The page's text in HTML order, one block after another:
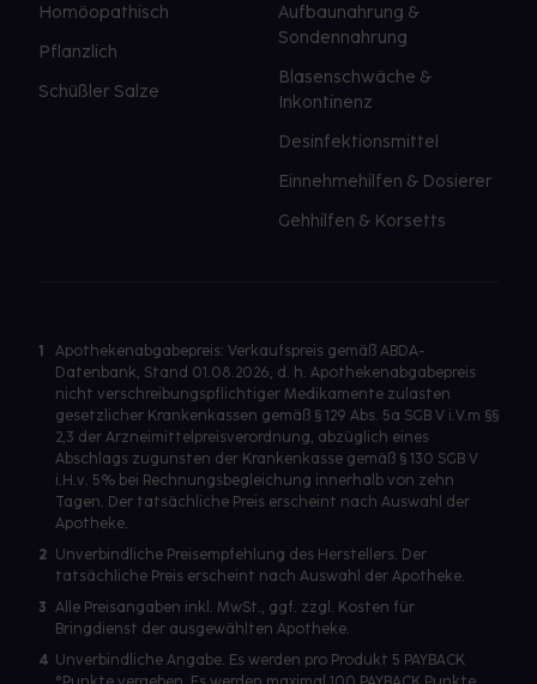
Homöopathisch
Pflanzlich
Schüßler Salze
Aufbaunahrung &
Sondennahrung
Blasenschwäche &
Inkontinenz
Desinfektionsmittel
Einnehmehilfen & Dosierer
Gehhilfen & Korsetts
1
Apothekenabgabepreis: Verkaufspreis gemäß ABDA-
Datenbank, Stand 01.08.2026, d. h. Apothekenabgabepreis
nicht verschreibungspflichtiger Medikamente zulasten
gesetzlicher Krankenkassen gemäß § 129 Abs. 5a SGB V i.V.m §§
2,3 der Arzneimittelpreisverordnung, abzüglich eines
Abschlags zugunsten der Krankenkasse gemäß § 130 SGB V
i.H.v. 5% bei Rechnungsbegleichung innerhalb von zehn
Tagen. Der tatsächliche Preis erscheint nach Auswahl der
Apotheke.
2 Unverbindliche Preisempfehlung des Herstellers. Der
tatsächliche Preis erscheint nach Auswahl der Apotheke.
3 Alle Preisangaben inkl. MwSt., ggf. zzgl. Kosten für
Bringdienst der ausgewählten Apotheke.
4 Unverbindliche Angabe. Es werden pro Produkt 5 PAYBACK